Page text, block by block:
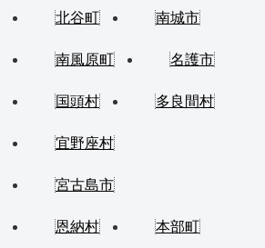
北谷町 南城市
南風原町 名護市
国頭村 多良間村
宜野座村
宮古島市
恩納村 本部町